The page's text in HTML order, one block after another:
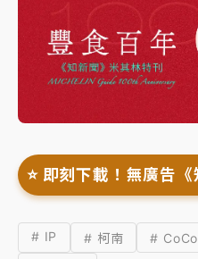
⭐️ 即刻下載！無廣告
# IP # 柯南 #